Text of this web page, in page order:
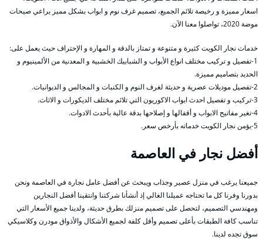
اسعار مميزة و رخيصة تلائم الجميع، تصميم غرف نوم و ابواب بشكل مميز يراعي صيحات
موضة 2020، تواصلوا معنا الآن.
خدمات نجار الكويت كثيرة و متنوعة و تمتاز بالدقة و المهارة و الإحتراف حيث يعمل على:
1-تفصيل و تركيب مختلف انواع الأبواب و الشبابيك الخشبية و المعدنية من الألمينيوم و
الحديد بتصاميم مميزة.
2-تفصيل موديلات عصرية و حديثة لغرف النوم و الكنبات و المجالس و الديوانيات.
3-تركيب و تفصيل احدث ابواب الاكوريون التي تلائم مختلف الديكورات و الاثاث.
4-تغير مفاتيح الابواب و أقفالها و إصلاحها بدقة عالية بأحدث الادوات.
5-يؤمن نجار الكويت خدماته بأرخص سعر.
أفضل نجار في العاصمة
جميعنا يرغب في منزل عصير وجذاب ويبحث عن أفضل عامل نجارة في العاصمة ونحن
بدورنا وفرنا كل ما تحتاجه عميلنا الغالي إذ أنشأنا شركتنا وانتقينا أفضل النجارين
ومهندسي التصميم، لتحصل على تصميم منزلك بطرق حديثة، ولدينا جميع الأسعار التي
تناسب كافة الطبقات بأعلى تصميم وأقل كلفة لجميع الأشكال والأذواق مودرن وكلاسيكي
سوق تجده لدينا.